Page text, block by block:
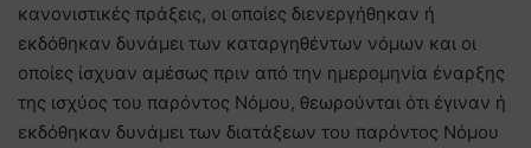
κανονιστικές πράξεις, οι οποίες διενεργήθηκαν ή
εκδόθηκαν δυνάμει των καταργηθέντων νόμων και οι
οποίες ίσχυαν αμέσως πριν από την ημερομηνία έναρξης
της ισχύος του παρόντος Νόμου, θεωρούνται ότι έγιναν ή
εκδόθηκαν δυνάμει των διατάξεων του παρόντος Νόμου